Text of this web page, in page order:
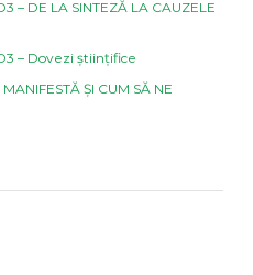
– DE LA SINTEZĂ LA CAUZELE
– Dovezi științifice
ȘI CUM SĂ NE